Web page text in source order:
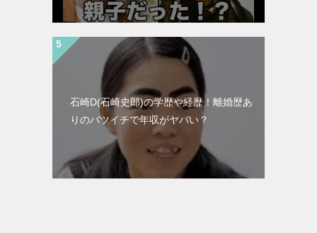
石崎D(石崎史郎)の学歴や経歴！離婚歴あ
りのバツイチで年収がヤバい？